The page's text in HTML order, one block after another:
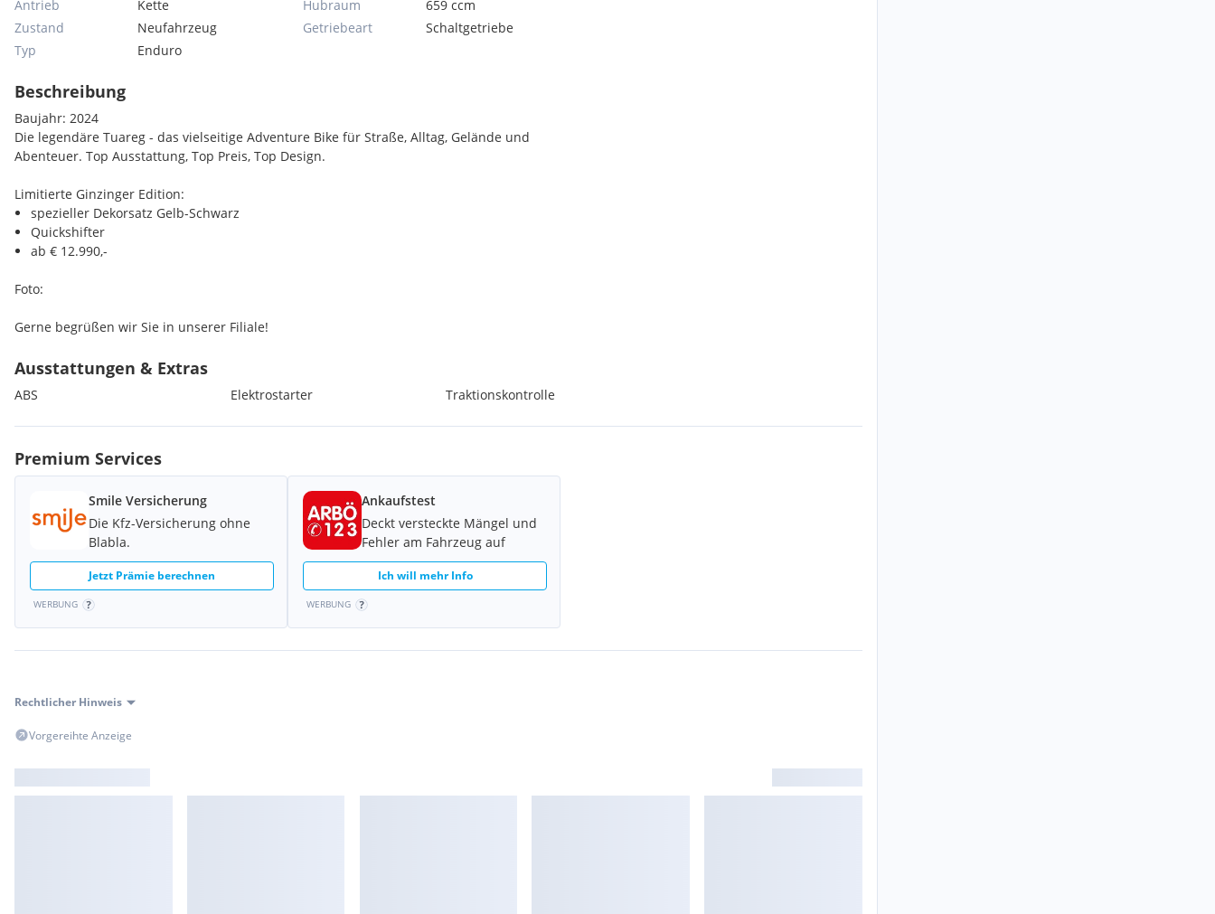
Antrieb
Kette
Zustand
Neufahrzeug
Typ
Enduro
Hubraum
659 ccm
Getriebeart
Schaltgetriebe
Beschreibung
Baujahr: 2024
Die legendäre Tuareg - das vielseitige Adventure Bike für Straße, Alltag, Gelände und
Abenteuer. Top Ausstattung, Top Preis, Top Design.
Limitierte Ginzinger Edition:
spezieller Dekorsatz Gelb-Schwarz
Quickshifter
ab € 12.990,-
Foto:
Gerne begrüßen wir Sie in unserer Filiale!
Viele günstige Finanzierungsvarianten vorhanden.
Eintausch oder Ankauf Ihres Bikes ist möglich.
Angebot gültig vorbehaltlich Irrtümer und zwischenzeitlichen Verkaufes.
Nicht alle inserierten Fahrzeuge sind lagernd.
Extras:
Fahrmodi
Ride by Wire
Schaltautomat
Wheelie Kontrolle
Ausstattungen & Extras
ABS Elektrostarter Traktionskontrolle
Premium Services
Smile Versicherung
Die Kfz-Versicherung ohne
Blabla.
Jetzt Prämie berechnen
WERBUNG
Ankaufstest
Deckt versteckte Mängel und
Fehler am Fahrzeug auf
Ich will mehr Info
WERBUNG
Rechtlicher Hinweis
Vorgereihte Anzeige